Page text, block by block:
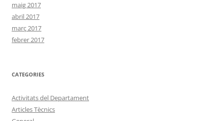
maig 2017
abril 2017
març 2017
febrer 2017
CATEGORIES
Activitats del Departament
Articles Tècnics